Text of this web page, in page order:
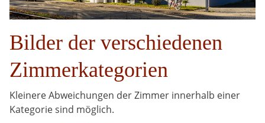
Bilder der verschiedenen
Zimmerkategorien
Kleinere Abweichungen der Zimmer innerhalb einer
Kategorie sind möglich.